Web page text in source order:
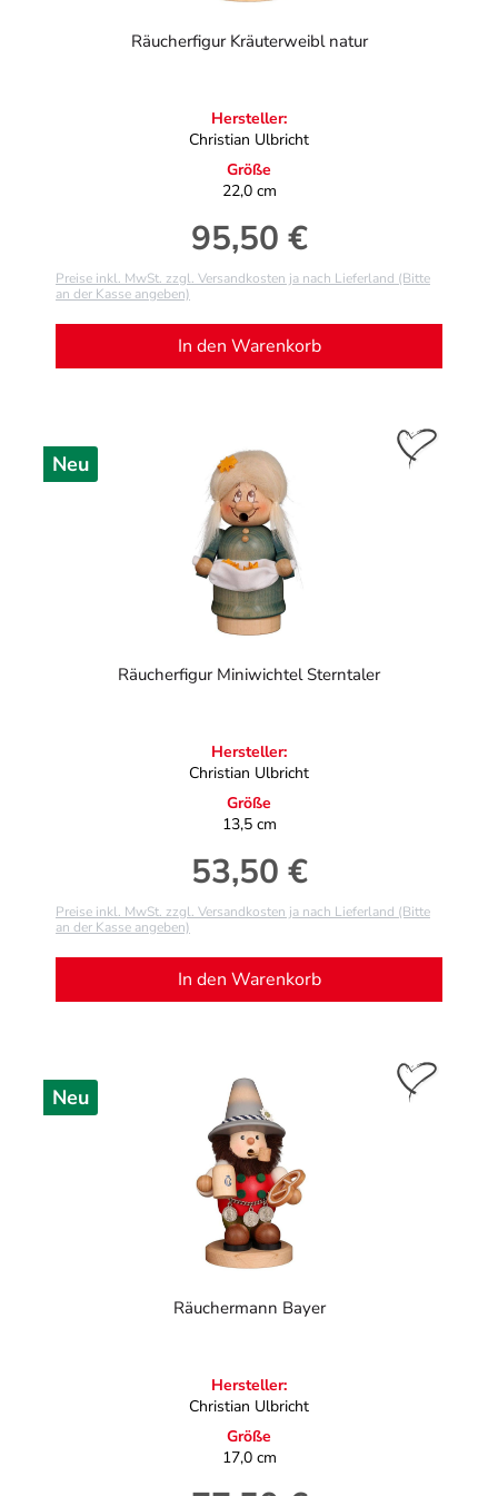
Räucherfigur Kräuterweibl natur
Hersteller:
Christian Ulbricht
Größe
22,0 cm
Regulärer Preis:
95,50 €
Preise inkl. MwSt. zzgl. Versandkosten ja nach Lieferland (Bitte
an der Kasse angeben)
In den Warenkorb
Neu
Räucherfigur Miniwichtel Sterntaler
Hersteller:
Christian Ulbricht
Größe
13,5 cm
Regulärer Preis:
53,50 €
Preise inkl. MwSt. zzgl. Versandkosten ja nach Lieferland (Bitte
an der Kasse angeben)
In den Warenkorb
Neu
Räuchermann Bayer
Hersteller:
Christian Ulbricht
Größe
17,0 cm